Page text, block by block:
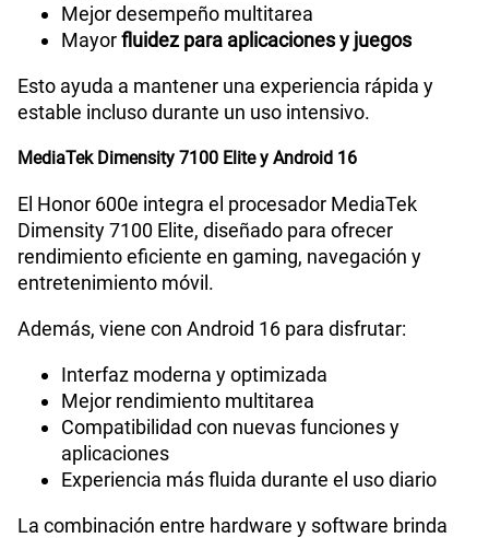
Mejor desempeño multitarea
Mayorfluidez para aplicaciones y juegos
Esto ayuda a mantener una experiencia rápida y
estable incluso durante un uso intensivo.
MediaTek Dimensity 7100 Elite y Android 16
El Honor 600e integra el procesador MediaTek
Dimensity 7100 Elite, diseñado para ofrecer
rendimiento eficiente en gaming, navegación y
entretenimiento móvil.
Además, viene con Android 16 para disfrutar:
Interfaz moderna y optimizada
Mejor rendimiento multitarea
Compatibilidad con nuevas funciones y
aplicaciones
Experiencia más fluida durante el uso diario
La combinación entre hardware y software brinda